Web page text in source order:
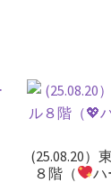
(25.08.20）
８階（
ハ